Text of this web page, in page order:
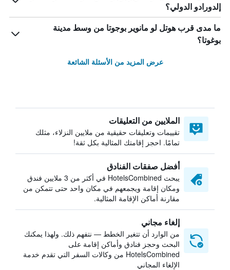
إلدورادو الدولي؟
ما مدى قرب هوتل لو مانوير بوجوتا من وسط مدينة
بوغوتا؟
عرض المزيد من الأسئلة الشائعة
الملايين من التعليقات
تقييمات وتعليقات حقيقية من ملايين النزلاء، مثلك
تمامًا. احجز إقامتك المثالية بكل ثقة!
أفضل صفقات الفنادق
يبحث HotelsCombined في أكثر من 3 ملايين فندق
ومكان إقامة ويجمعهم في مكان واحد حتى تتمكن من
مقارنة أماكن الإقامة المثالية.
إلغاء مجاني
من الوارد أن تتغير الخطط — نتفهم ذلك. ولهذا يمكنك
البحث وحجز فنادق وأماكن إقامة على
HotelsCombined من وكالات السفر التي تقدم خدمة
الإلغاء المجاني